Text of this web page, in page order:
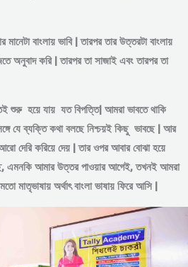
বাংলায় ভাবি | তারপর তার উত্তরটা বাংলায়
অনুবাদ করি | তারপর তা সাজাই এবং তারপর তা
শুরু হয়ে যায় যত বিপত্তি| আমরা ভাবতে থাকি
যে ব্যক্তি কথা বলছে নিশ্চয়ই কিছু ভাবছে | আর
দেরি করিয়ে দেয় | তার ওপর আবার বোঝা হয়ে
এমনকি আমার উত্তর পাওয়ার আগেই, তখনই আমরা
মাতৃভাষায় অর্থাৎ বাংলা ভাষায় ফিরে আসি |